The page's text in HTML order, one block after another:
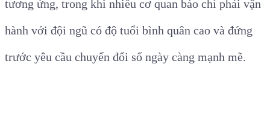
tương ứng, trong khi nhiều cơ quan báo chí phải vận
hành với đội ngũ có độ tuổi bình quân cao và đứng
trước yêu cầu chuyển đổi số ngày càng mạnh mẽ.